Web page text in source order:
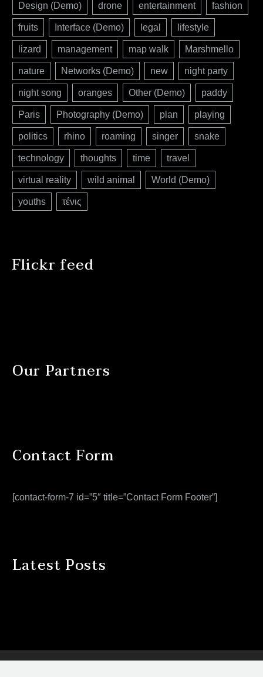
Design (Demo) drone entertainment fashion
fruits Interface (Demo) legal lifestyle
lizard management map walk Marshmello
nature Networks (Demo) new night party
night song oranges Other (Demo) paddy
Paris Photography (Demo) plan playing
politics rhino roaming singer snake
technology thoughts time travel
virtual reality wild animal World (Demo)
youths τένις
Flickr feed
Our Partners
Contact Form
[contact-form-7 id=”5″ title=”Contact Form Footer”]
Latest Posts